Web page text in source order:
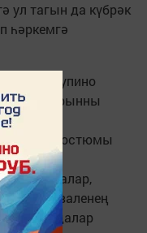
ул тагын да күбрәк
һәркемгә
Скорлупино
урынны
һәм
костюмы
йомыркалар,
фестиваленең
Командалар